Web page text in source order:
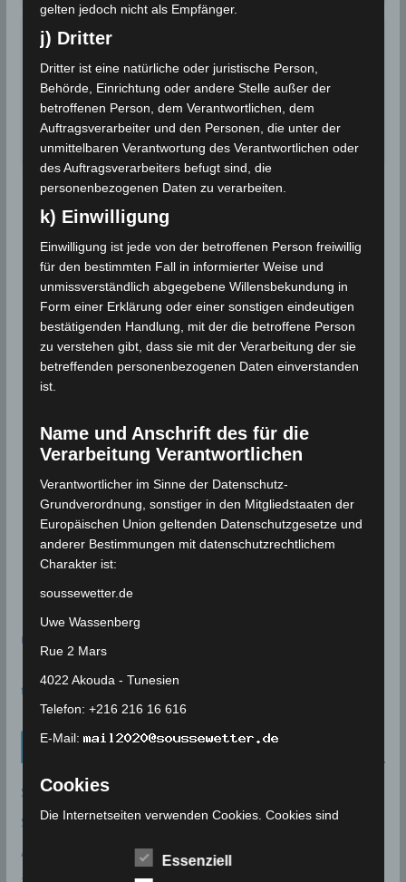
2018
Für einen August ungewöhnliche
Für einen August ungewöhnliche starke
Niederschläge werden in einigen Regionen…
Wettergeschehen (Meteorologie) Weiterlesen
meteoblue
time.is - Sonnenzeiten
Neueinträge Glossar
Sommer 2003
Sturmflut
AE
gelten jedoch nicht als Empfänger.
j) Dritter
Dritter ist eine natürliche oder juristische Person,
Behörde, Einrichtung oder andere Stelle außer der
betroffenen Person, dem Verantwortlichen, dem
Auftragsverarbeiter und den Personen, die unter der
unmittelbaren Verantwortung des Verantwortlichen oder
des Auftragsverarbeiters befugt sind, die
personenbezogenen Daten zu verarbeiten.
k) Einwilligung
Einwilligung ist jede von der betroffenen Person freiwillig
für den bestimmten Fall in informierter Weise und
unmissverständlich abgegebene Willensbekundung in
Form einer Erklärung oder einer sonstigen eindeutigen
bestätigenden Handlung, mit der die betroffene Person
zu verstehen gibt, dass sie mit der Verarbeitung der sie
betreffenden personenbezogenen Daten einverstanden
ist.
Name und Anschrift des für die
Verarbeitung Verantwortlichen
Verantwortlicher im Sinne der Datenschutz-
Grundverordnung, sonstiger in den Mitgliedstaaten der
Europäischen Union geltenden Datenschutzgesetze und
anderer Bestimmungen mit datenschutzrechtlichem
Charakter ist:
soussewetter.de
Uwe Wassenberg
Rue 2 Mars
4022 Akouda - Tunesien
Telefon: +216 216 16 616
E-Mail:
Cookies
Die Internetseiten verwenden Cookies. Cookies sind
einem Computersystem abgelegt und gespeichert
Essenziell